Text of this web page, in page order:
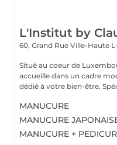
L'Institut by
60, Grand Rue Ville-Haute
Situé au coeur de
accueille dans un cadre
dédié à votre
MANUCURE
MANUCURE
MANUCURE +